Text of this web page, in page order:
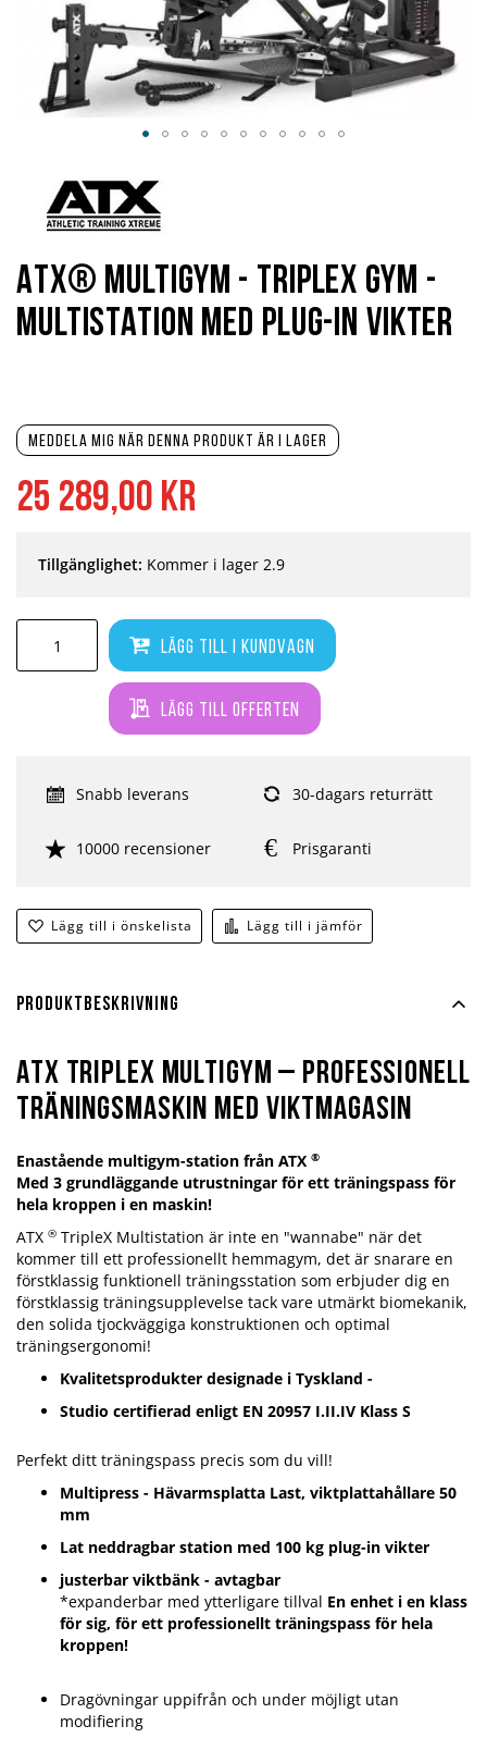
25 289,00 kr
Meddela mig när denna produkt är i lager
Lägg till i kundvagn
Lägg till offerten
Lägg till i önskelista Lägg till i jämför
Tillgänglighet: Kommer i lager 2.9
Snabb leverans 30-dagars returrätt
10000 recensioner Prisgaranti
ATX® multigym - TripleX Gym -
multistation med plug-in vikter
början
bildgalleriet
Produktbeskrivning
ATX Triplex Multigym – Professionell
träningsmaskin med viktmagasin
Enastående multigym-station från ATX ®
Med 3 grundläggande utrustningar för ett träningspass för
hela kroppen i en maskin!
ATX ® TripleX Multistation är inte en "wannabe" när det
kommer till ett professionellt hemmagym, det är snarare en
förstklassig funktionell träningsstation som erbjuder dig en
förstklassig träningsupplevelse tack vare utmärkt biomekanik,
den solida tjockväggiga konstruktionen och optimal
träningsergonomi!
Kvalitetsprodukter designade i Tyskland -
Studio certifierad enligt EN 20957 I.II.IV Klass S
Perfekt ditt träningspass precis som du vill!
Multipress - Hävarmsplatta Last, viktplattahållare 50
mm
Lat neddragbar station med 100 kg plug-in vikter
justerbar viktbänk - avtagbar
*expanderbar med ytterligare tillval En enhet i en klass
för sig, för ett professionellt träningspass för hela
kroppen!
Dragövningar uppifrån och under möjligt utan
modifiering